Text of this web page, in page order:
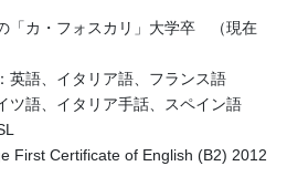
「カ・フォスカリ」大学卒 （現在
英語、イタリア語、フランス語
ツ語、イタリア手話、スペイン語
First Certificate of English (B2) 2012